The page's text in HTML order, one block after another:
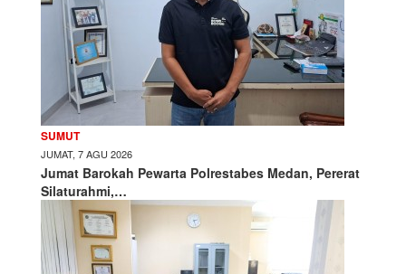
SUMUT
JUMAT, 7 AGU 2026
Jumat Barokah Pewarta Polrestabes Medan, Pererat
Silaturahmi,…